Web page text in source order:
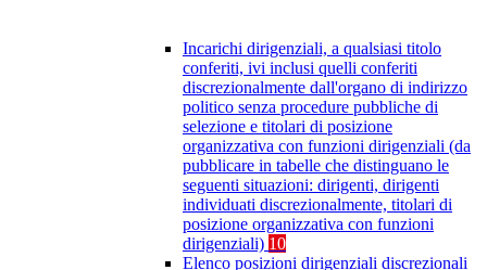
Incarichi dirigenziali, a qualsiasi titolo
conferiti, ivi inclusi quelli conferiti
discrezionalmente dall'organo di indirizzo
politico senza procedure pubbliche di
selezione e titolari di posizione
organizzativa con funzioni dirigenziali (da
pubblicare in tabelle che distinguano le
seguenti situazioni: dirigenti, dirigenti
individuati discrezionalmente, titolari di
posizione organizzativa con funzioni
dirigenziali) 10
Elenco posizioni dirigenziali discrezionali